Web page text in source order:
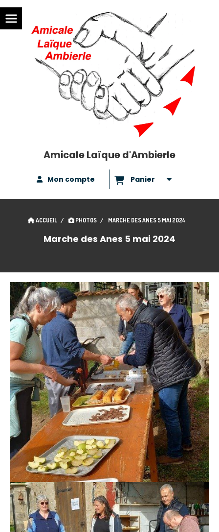
Amicale Laïque d'Ambierle
Mon compte Panier
ACCUEIL PHOTOS MARCHE DES ANES 5 MAI 2024
Marche des Anes 5 mai 2024